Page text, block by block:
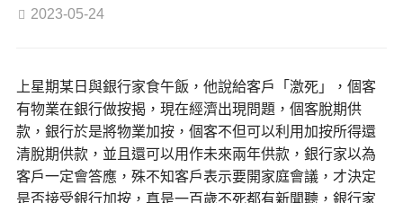
2023-05-24
上星期某日與銀行家食午飯，他說給客戶「激死」，個客
有物業在銀行做按揭，現在經濟出現問題，個客脫期供
款，銀行於是將物業加按，個客不但可以利用加按所得還
清脫期供款，並且還可以用作未來兩年供款，銀行家以為
客戶一定會答應，殊不知客戶表示要開家庭會議，才決定
是否接受銀行加按，真是一百歲不死都有新聞聽，銀行家